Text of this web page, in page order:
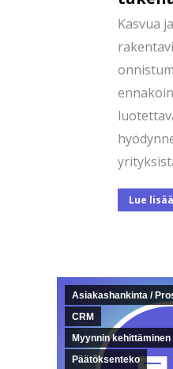
Kasvua
Lue lisää
Asiakashankinta /
CRM
Myynnin kehittäminen
Päätöksenteko